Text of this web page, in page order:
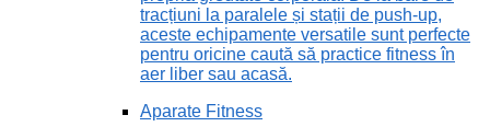
tracțiuni la paralele și stații de push-up,
aceste echipamente versatile sunt perfecte
pentru oricine caută să practice fitness în
aer liber sau acasă.
Aparate Fitness